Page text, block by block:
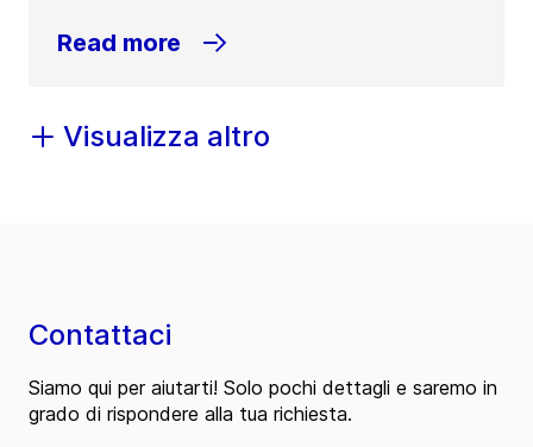
Read more
Visualizza altro
Contattaci
Siamo qui per aiutarti! Solo pochi dettagli e saremo in
grado di rispondere alla tua richiesta.